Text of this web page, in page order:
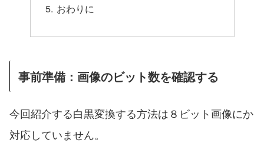
おわりに
事前準備：画像のビット数を確認する
今回紹介する白黒変換する方法は８ビット画像にか
対応していません。